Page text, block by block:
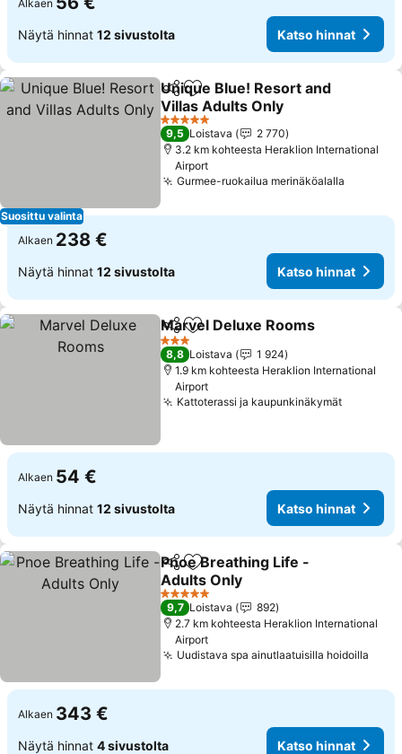
Alkaen
Näytä hinnat 12 sivustolta Katso hinnat
Suosittu valinta
Jaa Lisää suosikkeihin
Unique Blue! Resort and
Villas Adults Only
5 Tähtiluokitus
9,5 Loistava
2 770
3.2 km kohteesta Heraklion International
Airport
Gurmee-ruokailua merinäköalalla
Alkaen 238 €
Näytä hinnat 12 sivustolta Katso hinnat
Jaa Lisää suosikkeihin
Marvel Deluxe Rooms
3 Tähtiluokitus
8,8 Loistava
1 924
1.9 km kohteesta Heraklion International
Airport
Kattoterassi ja kaupunkinäkymät
Alkaen 54 €
Näytä hinnat 12 sivustolta Katso hinnat
Jaa Lisää suosikkeihin
Pnoe Breathing Life -
Adults Only
5 Tähtiluokitus
9,7 Loistava
892
2.7 km kohteesta Heraklion International
Airport
Uudistava spa ainutlaatuisilla hoidoilla
Alkaen 343 €
Näytä hinnat 4 sivustolta Katso hinnat